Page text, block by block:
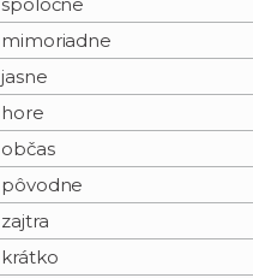
mimoriadne
jasne
hore
občas
pôvodne
zajtra
krátko